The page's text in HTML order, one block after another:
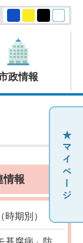
政情報
情報
期別）